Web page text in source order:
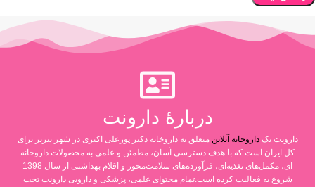
دربارۀ دارونت
دارونت یکداروخانه آنلاین متعلق به داروخانه دکتر پورعلی اکبری در شهر تبریز برای
کل ایران است که با هدف دسترسی آسان، مطمئن و علمی به محصولات داروخانه
ای، مکمل‌های تغذیه‌ای، فرآورده‌های سلامت‌محور و اقلام بهداشتی از سال 1398
شروع به فعالیت کرده است.تمام محتوای علمی، پزشکی و دارویی دارونت تحت